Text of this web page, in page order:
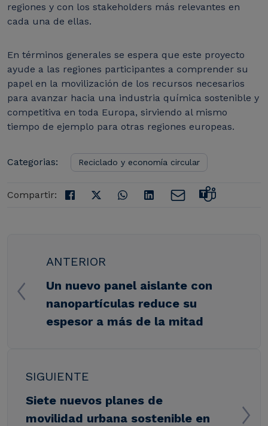
regiones y con los stakeholders más relevantes en
cada una de ellas.
En términos generales se espera que este proyecto
ayude a las regiones participantes a comprender su
papel en la movilización de los recursos necesarios
para avanzar hacia una industria química sostenible y
competitiva en toda Europa, sirviendo al mismo
tiempo de ejemplo para otras regiones europeas.
Categorias: Reciclado y economía circular
Compartir:
ANTERIOR
Un nuevo panel aislante con
nanopartículas reduce su
espesor a más de la mitad
SIGUIENTE
Siete nuevos planes de
movilidad urbana sostenible en